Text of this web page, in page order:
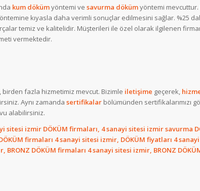
kum dökümyöntemi ve savurma dökümyöntemi mevcuttur.
kıyasla daha verimli sonuçlar edilmesini sağlar. %25
temiz ve kalitelidir. Müşterileri ile özel olarak ilgilenen
vermektedir.
birden fazla hizmetimiz mevcut. Bizimle iletişime geçerek,
Aynı zamanda sertifikalar bölümünden sertifikalarımızı
alabilirsiniz.
sitesi izmir DÖKÜM firmaları, 4 sanayi sitesi izmir savurma
firmaları 4 sanayi sitesi izmir, DÖKÜM fiyatları 4
BRONZ DÖKÜM firmaları 4 sanayi sitesi izmir, BRONZ